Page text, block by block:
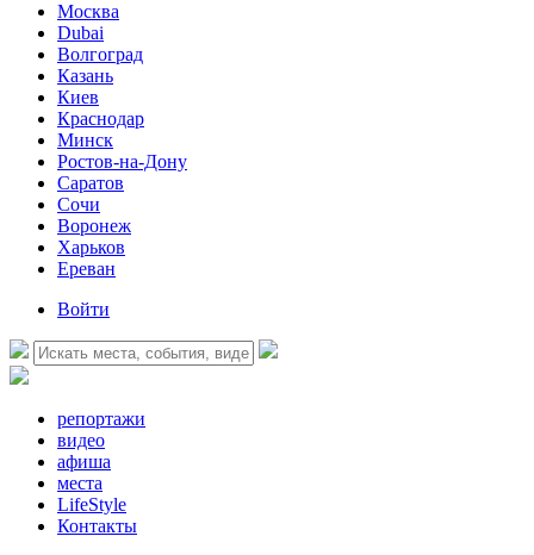
Москва
Dubai
Волгоград
Казань
Киев
Краснодар
Минск
Ростов-на-Дону
Саратов
Сочи
Воронеж
Харьков
Ереван
Войти
репортажи
видео
афиша
места
LifeStyle
Контакты